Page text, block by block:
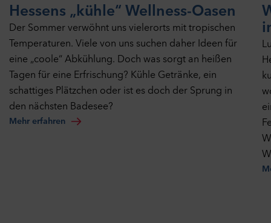
Hessens „kühle“ Wellness-Oasen
Der Sommer verwöhnt uns vielerorts mit tropischen
Temperaturen. Viele von uns suchen daher Ideen für
eine „coole“ Abkühlung. Doch was sorgt an heißen
Tagen für eine Erfrischung? Kühle Getränke, ein
schattiges Plätzchen oder ist es doch der Sprung in
den nächsten Badesee?
Mehr erfahren